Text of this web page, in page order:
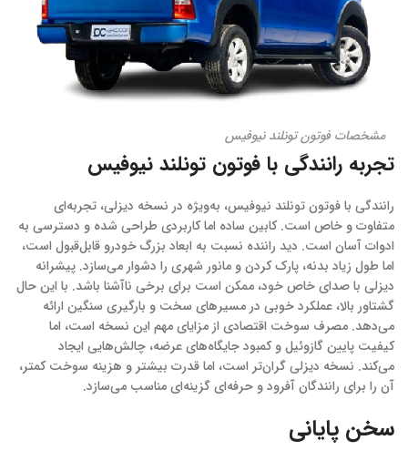
مشخصات فوتون تونلند نیوفیس
تجربه رانندگی با فوتون تونلند نیوفیس
رانندگی با فوتون تونلند نیوفیس، به‌ویژه در نسخه دیزلی، تجربه‌ای
متفاوت و خاص است. کابین ساده اما کاربردی طراحی شده و دسترسی به
ادوات آسان است. دید راننده نسبت به ابعاد بزرگ خودرو قابل‌قبول است،
اما طول زیاد بدنه، پارک کردن و مانور شهری را دشوار می‌سازد. پیشرانه
دیزلی با صدای خاص خود، ممکن است برای برخی ناآشنا باشد. با این حال
گشتاور بالا، عملکرد خوبی در مسیرهای سخت و بارگیری سنگین ارائه
می‌دهد. مصرف سوخت اقتصادی از مزایای مهم این نسخه است، اما
کیفیت پایین گازوئیل و کمبود جایگاه‌های عرضه، چالش‌هایی ایجاد
می‌کند. نسخه دیزلی گران‌تر است، اما قدرت بیشتر و هزینه سوخت کمتر،
آن را برای رانندگان آفرود و حرفه‌ای گزینه‌ای مناسب می‌سازد.
سخن پایانی